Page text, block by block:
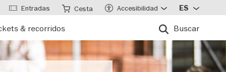
& recorridos Buscar
Entradas Cesta Accesibilidad ES